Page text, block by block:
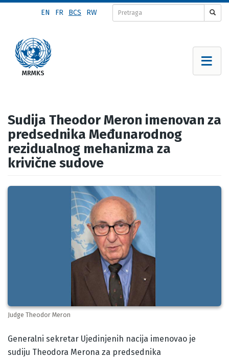
content
EN FR BCS RW
Sudija Theodor Meron imenovan za
predsednika Međunarodnog
rezidualnog mehanizma za
krivične sudove
Judge Theodor Meron
Body
Generalni sekretar Ujedinjenih nacija imenovao je
sudiju Theodora Merona za predsednika